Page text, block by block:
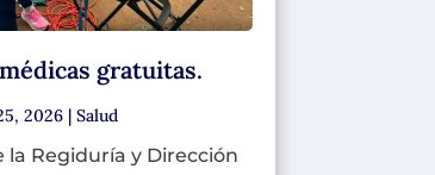
gratuitas.
2026| Salud
la Regiduría y Dirección